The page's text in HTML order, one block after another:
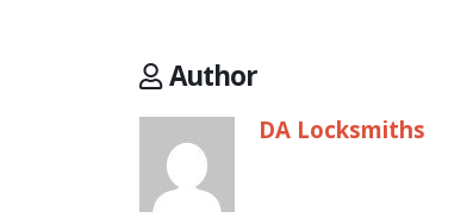
Author
DA Locksmiths